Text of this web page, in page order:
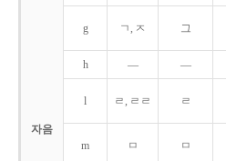
자음
g ㄱ, ㅈ 그
h ― ―
l ㄹ, ㄹㄹ ㄹ
m ㅁ ㅁ